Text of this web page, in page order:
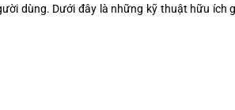
dùng. Dưới đây là những kỹ thuật hữu ích